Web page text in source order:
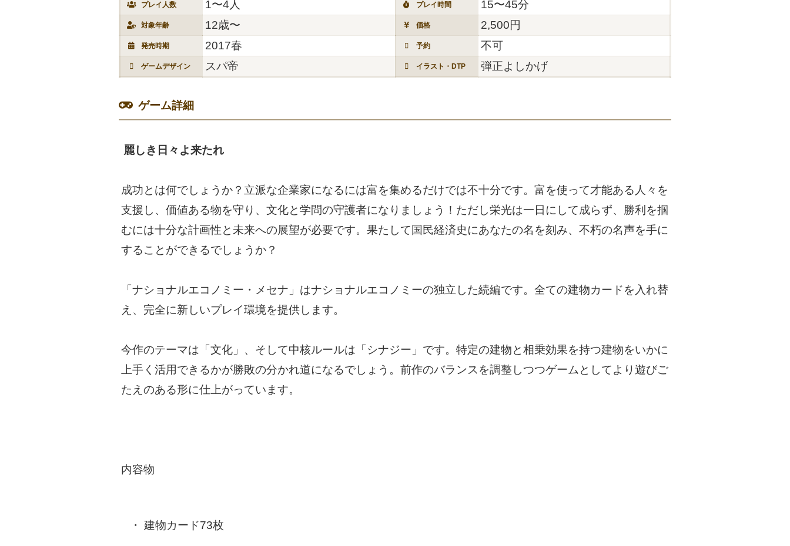
プレイ人数 1〜4人 プレイ時間 15〜45分
対象年齢 12歳〜 価格 2,500円
発売時期 2017春 予約 不可
ゲームデザイン スパ帝 イラスト・DTP 弾正よしかげ
ゲーム詳細
麗しき日々よ来たれ
成功とは何でしょうか？立派な企業家になるには富を集めるだけでは不十分です。富を使って才能ある人々を
支援し、価値ある物を守り、文化と学問の守護者になりましょう！ただし栄光は一日にして成らず、勝利を掴
むには十分な計画性と未来への展望が必要です。果たして国民経済史にあなたの名を刻み、不朽の名声を手に
することができるでしょうか？
「ナショナルエコノミー・メセナ」はナショナルエコノミーの独立した続編です。全ての建物カードを入れ替
え、完全に新しいプレイ環境を提供します。
今作のテーマは「文化」、そして中核ルールは「シナジー」です。特定の建物と相乗効果を持つ建物をいかに
上手く活用できるかが勝敗の分かれ道になるでしょう。前作のバランスを調整しつつゲームとしてより遊びご
たえのある形に仕上がっています。
内容物
建物カード73枚